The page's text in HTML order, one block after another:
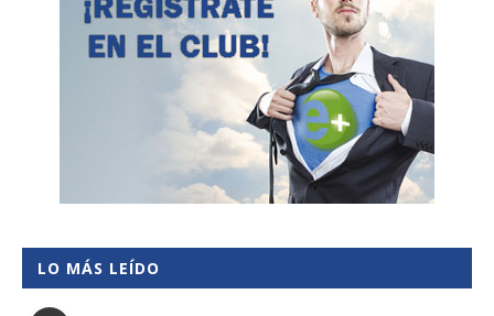
LO MÁS LEÍDO